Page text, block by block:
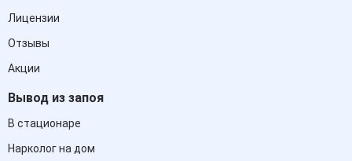
Лицензии
Отзывы
Акции
Вывод из запоя
В стационаре
Нарколог на дом